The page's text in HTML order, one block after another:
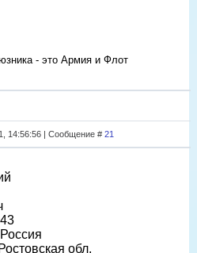
- это Армия и Флот
14:56:56 | Сообщение # 21
обл.